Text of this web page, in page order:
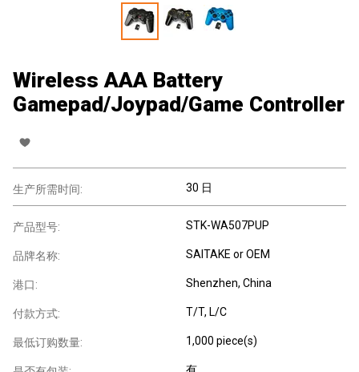
Wireless AAA Battery
Gamepad/Joypad/Game Controller
生产所需时间: 30 日
产品型号: STK-WA507PUP
品牌名称: SAITAKE or OEM
港口: Shenzhen, China
付款方式: T/T, L/C
最低订购数量: 1,000 piece(s)